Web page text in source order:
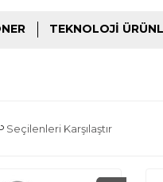
TEKNOLOJI
Seçilenleri Karşılaştır